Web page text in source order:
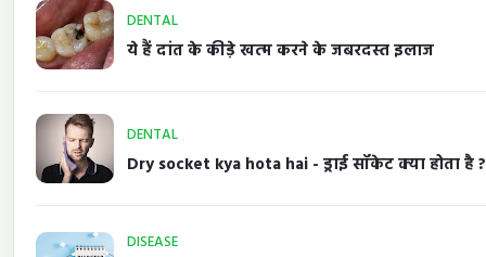
DENTAL
ये हैं दांत के कीड़े खत्म करने के जबरदस्त इलाज
DENTAL
Dry socket kya hota hai - ड्राई सॉकेट क्या होता है ?
DISEASE